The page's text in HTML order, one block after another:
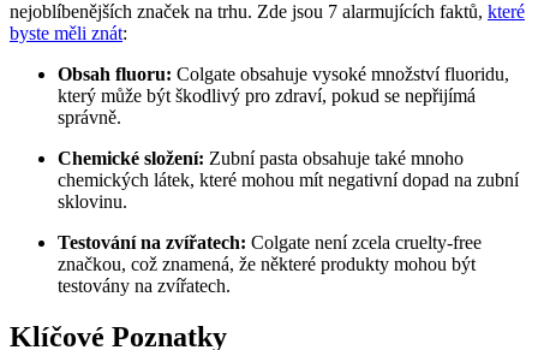
nejoblíbenějších značek na trhu. Zde jsou 7 alarmujících faktů, které
byste měli znát:
Obsah fluoru: Colgate obsahuje vysoké množství fluoridu,
který může být škodlivý pro zdraví, pokud se nepřijímá
správně.
Chemické složení: Zubní pasta obsahuje také mnoho
chemických látek, které mohou mít negativní dopad na zubní
sklovinu.
Testování na zvířatech: Colgate není zcela cruelty-free
značkou, což znamená, že některé produkty mohou být
testovány na zvířatech.
Klíčové Poznatky